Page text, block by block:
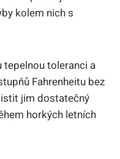
kolem nich s
tepelnou toleranci a
Fahrenheitu bez
jim dostatečný
horkých letních